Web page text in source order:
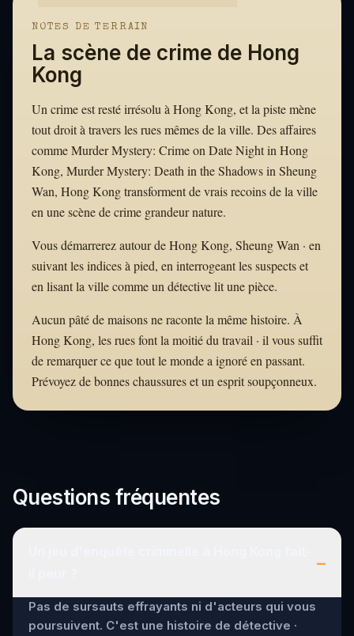
NOTES DE TERRAIN
La scène de crime de Hong
Kong
Un crime est resté irrésolu à Hong Kong, et la piste mène
tout droit à travers les rues mêmes de la ville. Des affaires
comme Murder Mystery: Crime on Date Night in Hong
Kong, Murder Mystery: Death in the Shadows in Sheung
Wan, Hong Kong transforment de vrais recoins de la ville
en une scène de crime grandeur nature.
Vous démarrerez autour de Hong Kong, Sheung Wan · en
suivant les indices à pied, en interrogeant les suspects et
en lisant la ville comme un détective lit une pièce.
Aucun pâté de maisons ne raconte la même histoire. À
Hong Kong, les rues font la moitié du travail · il vous suffit
de remarquer ce que tout le monde a ignoré en passant.
Prévoyez de bonnes chaussures et un esprit soupçonneux.
Questions fréquentes
–
Pas de sursauts effrayants ni d'acteurs qui vous
poursuivent. C'est une histoire de détective ·